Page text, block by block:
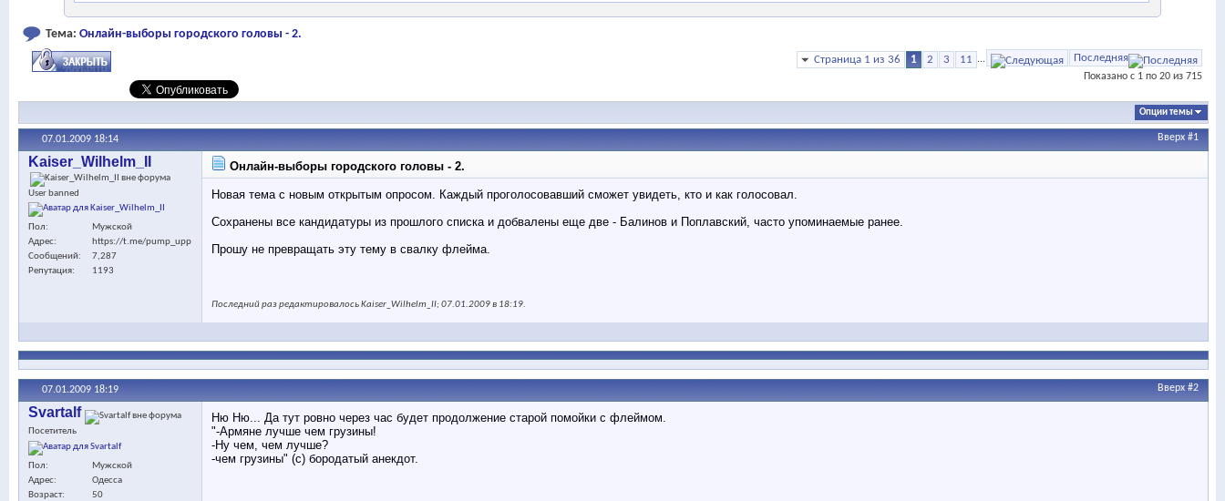
Тема: Онлайн-выборы городского головы - 2.
Страница 1 из 36 1 2 3 11 ... Последняя
Показано с 1 по 20 из 715
Опции темы
07.01.2009 18:14 Вверх #1
Kaiser_Wilhelm_II
User banned
Пол
Мужской
Адрес
https://t.me/pump_upp
Сообщений
7,287
Репутация
1193
Онлайн-выборы городского головы - 2.
Новая тема с новым открытым опросом. Каждый проголосовавший сможет увидеть, кто и как голосовал.
Сохранены все кандидатуры из прошлого списка и добвалены еще две - Балинов и Поплавский, часто упоминаемые ранее.
Прошу не превращать эту тему в свалку флейма.
Последний раз редактировалось Kaiser_Wilhelm_II; 07.01.2009 в 18:19.
07.01.2009 18:19 Вверх #2
Svartalf
Посетитель
Пол
Мужской
Адрес
Одесса
Возраст
50
Ню Ню... Да тут ровно через час будет продолжение старой помойки с флеймом.
"-Армяне лучше чем грузины!
-Ну чем, чем лучше?
-чем грузины" (с) бородатый анекдот.